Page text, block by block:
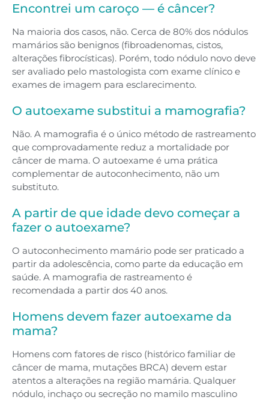
Encontrei um caroço — é câncer?
Na maioria dos casos, não. Cerca de 80% dos nódulos
mamários são benignos (fibroadenomas, cistos,
alterações fibrocísticas). Porém, todo nódulo novo deve
ser avaliado pelo mastologista com exame clínico e
exames de imagem para esclarecimento.
O autoexame substitui a mamografia?
Não. A mamografia é o único método de rastreamento
que comprovadamente reduz a mortalidade por
câncer de mama. O autoexame é uma prática
complementar de autoconhecimento, não um
substituto.
A partir de que idade devo começar a
fazer o autoexame?
O autoconhecimento mamário pode ser praticado a
partir da adolescência, como parte da educação em
saúde. A mamografia de rastreamento é
recomendada a partir dos 40 anos.
Homens devem fazer autoexame da
mama?
Homens com fatores de risco (histórico familiar de
câncer de mama, mutações BRCA) devem estar
atentos a alterações na região mamária. Qualquer
nódulo, inchaço ou secreção no mamilo masculino